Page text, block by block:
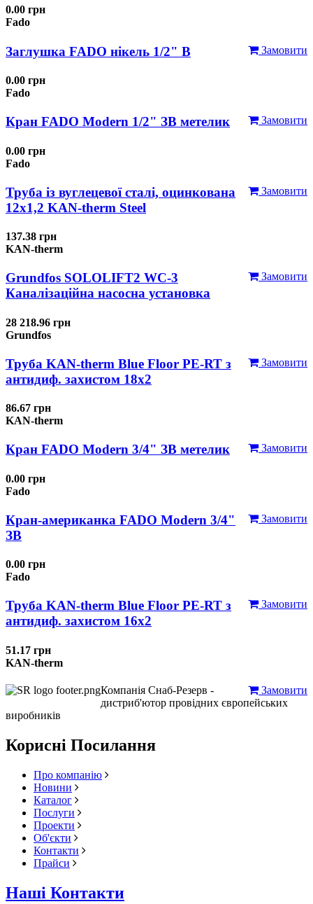
0.00 грн
Fado
Замовити
Заглушка FADO нікель 1/2" В
0.00 грн
Fado
Замовити
Кран FADO Modern 1/2" ЗВ метелик
0.00 грн
Fado
Замовити
Труба із вуглецевої сталі, оцинкована
12x1,2 KAN-therm Steel
137.38 грн
KAN-therm
Замовити
Grundfos SOLOLIFT2 WC-3
Каналізаційна насосна установка
28 218.96 грн
Grundfos
Замовити
Труба KAN-therm Blue Floor PE-RT з
антидиф. захистом 18х2
86.67 грн
KAN-therm
Замовити
Кран FADO Modern 3/4" ЗВ метелик
0.00 грн
Fado
Замовити
Кран-американка FADO Modern 3/4"
ЗВ
0.00 грн
Fado
Замовити
Труба KAN-therm Blue Floor PE-RT з
антидиф. захистом 16х2
51.17 грн
KAN-therm
Замовити
Компанія Снаб-Резерв -
дистриб'ютор провідних європейських
виробників
Корисні Посилання
Про компанію
Новини
Каталог
Послуги
Проекти
Об'єкти
Контакти
Прайси
Наші Контакти